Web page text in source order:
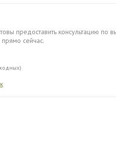
предоставить консультацию по
сейчас.